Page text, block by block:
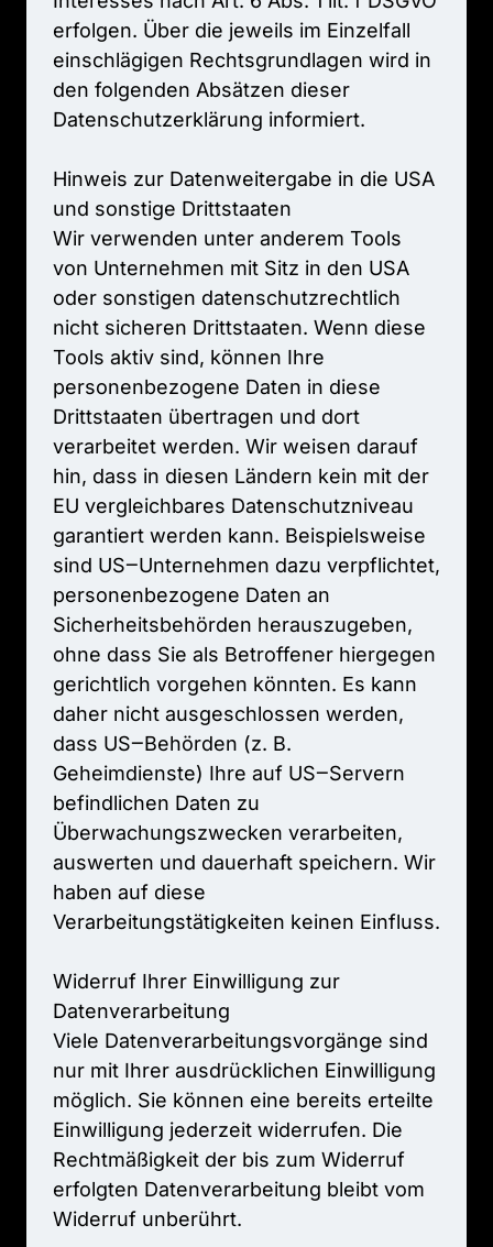
erfolgen. Über die jeweils im
einschlägigen Rechtsgrundlagen wird
den folgenden Absätzen
Datenschutzerklärung informiert.
Hinweis zur Datenweitergabe in die
und sonstige Drittstaaten
Wir verwenden unter anderem
von Unternehmen mit Sitz in den
oder sonstigen
nicht sicheren Drittstaaten. Wenn
Tools aktiv sind, können
personenbezogene Daten in
Drittstaaten übertragen und
verarbeitet werden. Wir weisen
hin, dass in diesen Ländern kein mit
EU vergleichbares
garantiert werden kann.
sind US‒Unternehmen dazu
personenbezogene Daten
Sicherheitsbehörden
ohne dass Sie als Betroffener
gerichtlich vorgehen könnten. Es
daher nicht ausgeschlossen
dass US‒Behörden (z.
Geheimdienste) Ihre auf US‒
befindlichen Daten
Überwachungszwecken
auswerten und dauerhaft speichern.
haben auf
Verarbeitungstätigkeiten keinen Einfluss.
Widerruf Ihrer Einwilligung
Datenverarbeitung
Viele Datenverarbeitungsvorgänge
nur mit Ihrer ausdrücklichen
möglich. Sie können eine bereits
Einwilligung jederzeit widerrufen.
Rechtmäßigkeit der bis zum
erfolgten Datenverarbeitung bleibt
Widerruf unberührt.